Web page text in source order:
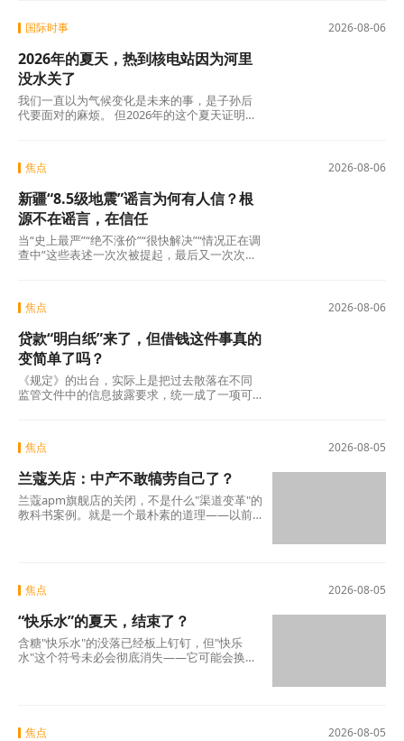
2026-08-06
国际时事
2026年的夏天，热到核电站因为河里
没水关了
我们一直以为气候变化是未来的事，是子孙后
代要面对的麻烦。 但2026年的这个夏天证明：
说室外没法待了。
2026-08-06
焦点
新疆“8.5级地震”谣言为何有人信？根
源不在谣言，在信任
当“史上最严”“绝不涨价”“很快解决”“情况正在调
查中”这些表述一次次被提起，最后又一次次悄
2026-08-06
焦点
贷款“明白纸”来了，但借钱这件事真的
变简单了吗？
《规定》的出台，实际上是把过去散落在不同
监管文件中的信息披露要求，统一成了一项可
获客、担保增信等领域的第三方合作机构统一
纳入。核心要求只有一条：所有放贷机构，必
须在你借钱之前，把全部费用列在一张表上，
算清年化综合成本，让你签字确认。 这张表，
业内称之为贷款“明白纸”。
2026-08-05
焦点
兰蔻关店：中产不敢犒劳自己了？
兰蔻apm旗舰店的关闭，不是什么"渠道变革"的
教科书案例。就是一个最朴素的道理——以前
2026-08-05
焦点
“快乐水”的夏天，结束了？
含糖"快乐水"的没落已经板上钉钉，但"快乐
水"这个符号未必会彻底消失——它可能会换一
2026-08-05
焦点